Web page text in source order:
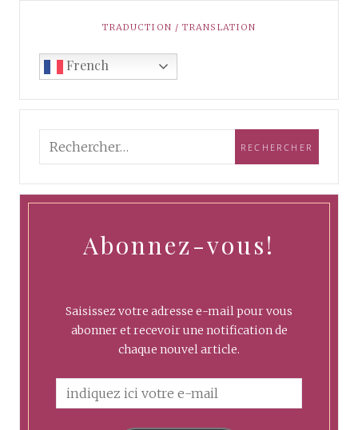
TRADUCTION / TRANSLATION
French
Abonnez-vous!
Saisissez votre adresse e-mail pour vous
abonner et recevoir une notification de
chaque nouvel article.